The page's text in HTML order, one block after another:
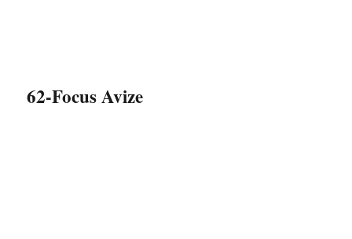
62-Focus Avize